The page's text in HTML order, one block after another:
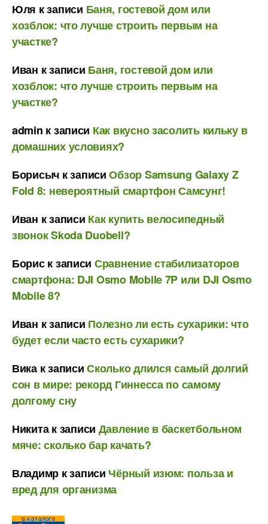
Юля к записи Баня, гостевой дом или
хозблок: что лучше строить первым на
участке?
Иван к записи Баня, гостевой дом или
хозблок: что лучше строить первым на
участке?
admin к записи Как вкусно засолить кильку в
домашних условиях?
Борисыч к записиОбзор Samsung Galaxy Z
Fold 8: невероятный смартфон Самсунг!
Иван к записи Как купить велосипедный
звонок Skoda Duobell?
Бориск записи Сравнение стабилизаторов
смартфона: DJI Osmo Mobile 7P или DJI Osmo
Mobile 8?
Иван к записи Полезно ли есть сухарики: что
будет если часто есть сухарики?
Викак записиСколько длился самый долгий
сон в мире: рекорд Гиннесса по самому
долгому сну
Никитак записи Давление в баскетбольном
мяче: сколько бар качать?
Владимр к записи Чёрный изюм: польза и
вред для организма